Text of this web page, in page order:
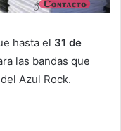
hasta el 31 de
las bandas que
Azul Rock.